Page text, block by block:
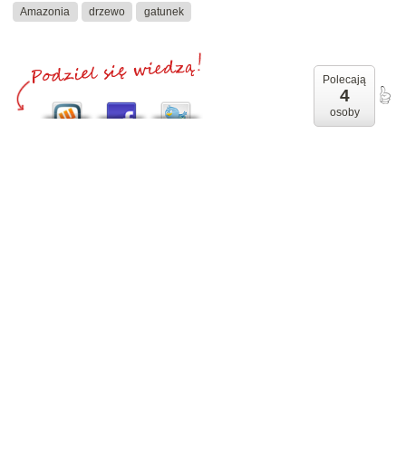
Amazonia drzewo gatunek
Polecają
4
osoby